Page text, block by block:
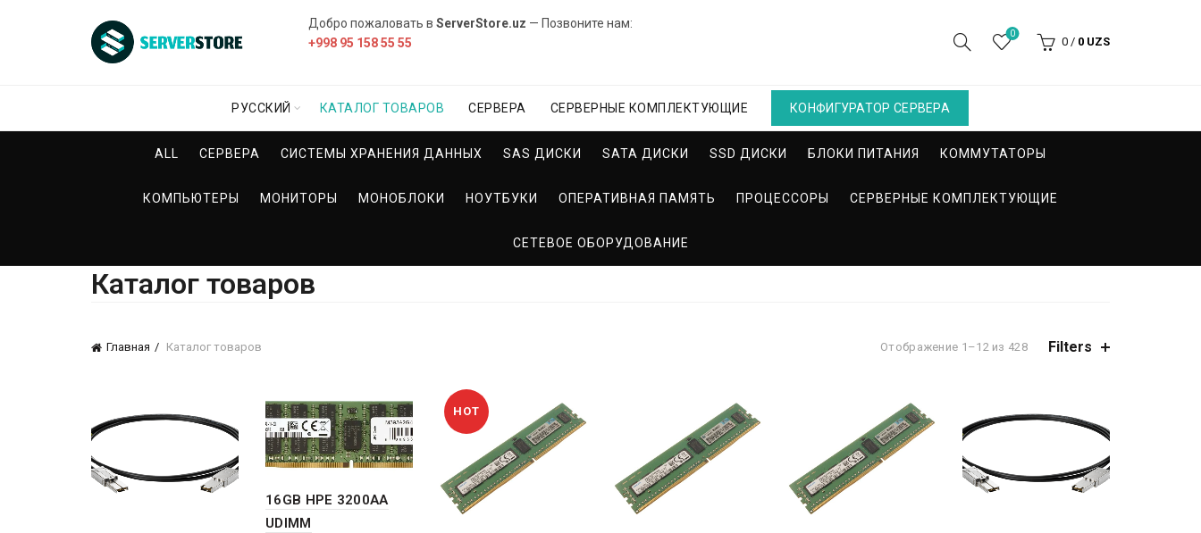
Добро пожаловать в ServerStore.uz — Позвоните нам:
+998 95 158 55 55
0
0 / 0 UZS
РУССКИЙ КАТАЛОГ ТОВАРОВ СЕРВЕРА СЕРВЕРНЫЕ КОМПЛЕКТУЮЩИЕ КОНФИГУРАТОР СЕРВЕРА
ALL СЕРВЕРА СИСТЕМЫ ХРАНЕНИЯ ДАННЫХ SAS ДИСКИ SATA ДИСКИ SSD ДИСКИ БЛОКИ ПИТАНИЯ КОММУТАТОРЫ
КОМПЬЮТЕРЫ МОНИТОРЫ МОНОБЛОКИ НОУТБУКИ ОПЕРАТИВНАЯ ПАМЯТЬ ПРОЦЕССОРЫ СЕРВЕРНЫЕ КОМПЛЕКТУЮЩИЕ
СЕТЕВОЕ ОБОРУДОВАНИЕ
Каталог товаров
Главная Каталог товаров Отображение 1–12 из 428 Filters
16GB HPE 3200AA
UDIMM
HOT